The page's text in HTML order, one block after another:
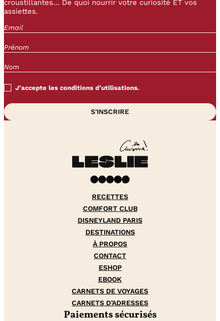
croustillantes… De quoi nourrir votre curiosité ET vos
assiettes.
J’accepte les conditions d’utilisations.
Facebook InstagramPinterest YouTube TikTok
RECETTES
COMFORT CLUB
DISNEYLAND PARIS
DESTINATIONS
À PROPOS
CONTACT
ESHOP
EBOOK
CARNETS DE VOYAGES
CARNETS D’ADRESSES
Paiements sécurisés